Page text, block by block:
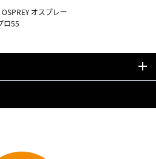
OSPREY オスプレー
ロ55